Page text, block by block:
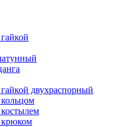
двухраспорный
крюком